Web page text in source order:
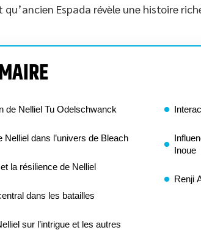
Espada révèle une histoire
de Nelliel Tu Odelschwanck
Nelliel dans l’univers de Bleach
la résilience de Nelliel
dans les batailles
sur l’intrigue et les autres
Inoue
Renji